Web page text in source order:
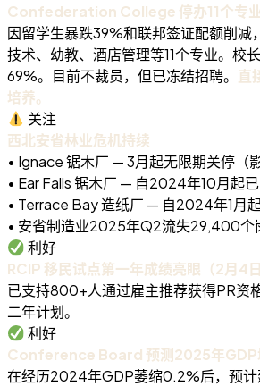
Confederation College 停办11个专业
因留学生暴跌39%和联邦签证配额削减
技术、幼教、酒店管理等11个专业。校
69%。目前不裁员，但已冻结招聘。 直
培养。
关注
西北安省林业危机持续
• Ignace 锯木厂 — 3月起无限期关停（
• Ear Falls 锯木厂 — 自2024年10月起
• Terrace Bay 造纸厂 — 自2024年1月
• 安省制造业2025年Q2流失29,400个
利好
RCIP 移民试点第一年成绩亮眼（2月4
已支持800+人通过雇主推荐获得PR资
二年计划。
利好
Conference Board 预测2025年GDP
在经历2024年GDP萎缩0.2%后，预计